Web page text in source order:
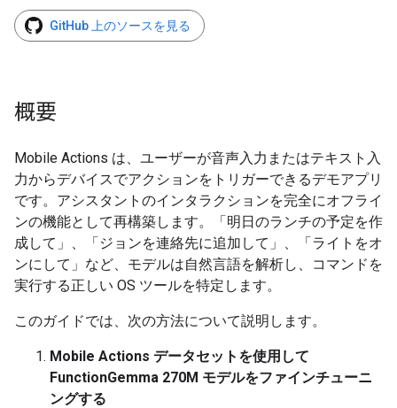
GitHub 上のソースを見る
概要
Mobile Actions は、ユーザーが音声入力またはテキスト入
力からデバイスでアクションをトリガーできるデモアプリ
です。アシスタントのインタラクションを完全にオフライ
ンの機能として再構築します。「明日のランチの予定を作
成して」、「ジョンを連絡先に追加して」、「ライトをオ
ンにして」など、モデルは自然言語を解析し、コマンドを
実行する正しい OS ツールを特定します。
このガイドでは、次の方法について説明します。
Mobile Actions データセットを使用して
FunctionGemma 270M モデルをファインチューニ
ングする